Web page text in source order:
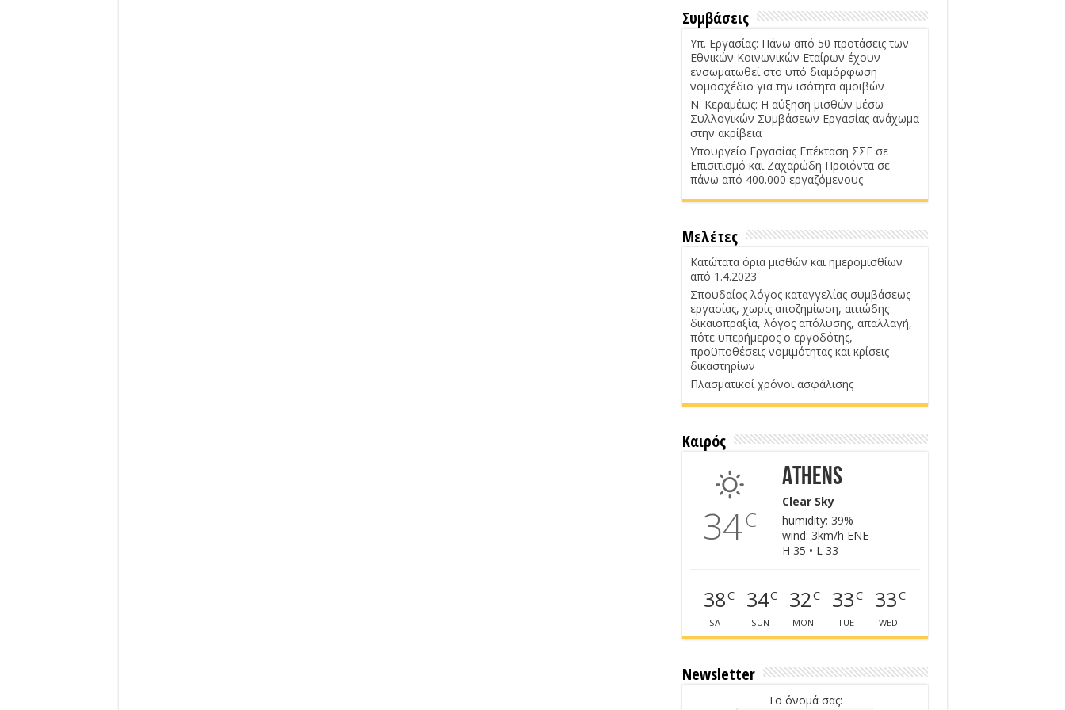
Συμβάσεις
Υπ. Εργασίας: Πάνω από 50 προτάσεις των
Εθνικών Κοινωνικών Εταίρων έχουν
ενσωματωθεί στο υπό διαμόρφωση
νομοσχέδιο για την ισότητα αμοιβών
Ν. Κεραμέως: Η αύξηση μισθών μέσω
Συλλογικών Συμβάσεων Εργασίας ανάχωμα
στην ακρίβεια
Υπουργείο Εργασίας Επέκταση ΣΣΕ σε
Επισιτισμό και Ζαχαρώδη Προϊόντα σε
πάνω από 400.000 εργαζόμενους
Μελέτες
Κατώτατα όρια μισθών και ημερομισθίων
από 1.4.2023
Σπουδαίος λόγος καταγγελίας συμβάσεως
εργασίας, χωρίς αποζημίωση, αιτιώδης
δικαιοπραξία, λόγος απόλυσης, απαλλαγή,
πότε υπερήμερος ο εργοδότης,
προϋποθέσεις νομιμότητας και κρίσεις
δικαστηρίων
Πλασματικοί χρόνοι ασφάλισης
Καιρός
34C
Athens
Clear Sky
humidity: 39%
wind: 3km/h ENE
H 35 • L 33
38C
SAT
34C
SUN
32C
MON
33C
TUE
33C
WED
Newsletter
Το όνομά σας: